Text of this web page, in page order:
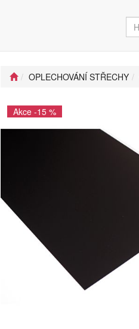
OPLECHOVÁNÍ STŘECHY
Akce -15 %